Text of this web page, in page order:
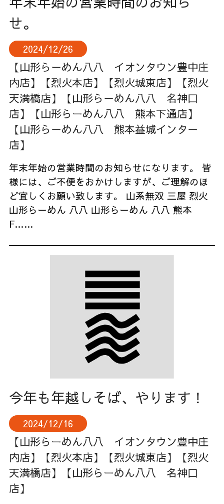
せ。
2024/12/26
【山形らーめん八八 イオンタウン豊中庄
内店】
【烈火本店】 【烈火城東店】
【烈火
天満橋店】
【山形らーめん八八 名神口
店】
【山形らーめん八八 熊本下通店】
【山形らーめん八八 熊本益城インター
店】
年末年始の営業時間のお知らせになります。 皆
様には、ご不便をおかけしますが、ご理解のほ
ど宜しくお願い致します。 山系無双 三屋 烈火
山形らーめん 八八 山形らーめん 八八 熊本
F……
今年も年越しそば、やります！
2024/12/16
【山形らーめん八八 イオンタウン豊中庄
内店】
【烈火本店】 【烈火城東店】
【烈火
天満橋店】
【山形らーめん八八 名神口
店】